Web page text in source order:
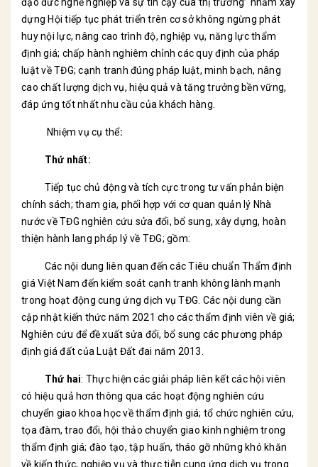
đạo đức nghề nghiệp và sự tin cậy của thị trường” nhằm xây
dựng Hội tiếp tục phát triển trên cơ sở không ngừng phát
huy nội lực, nâng cao trình độ, nghiệp vụ, năng lực thẩm
định giá; chấp hành nghiêm chỉnh các quy định của pháp
luật về TĐG; cạnh tranh đúng pháp luật, minh bạch, nâng
cao chất lượng dịch vụ, hiệu quả và tăng trưởng bền vững,
đáp ứng tốt nhất nhu cầu của khách hàng.
Nhiệm vụ cụ thể:
Thứ nhất:
Tiếp tục chủ động và tích cực trong tư vấn phản biện
chính sách; tham gia, phối hợp với cơ quan quản lý Nhà
nước về TĐG nghiên cứu sửa đổi, bổ sung, xây dựng, hoàn
thiện hành lang pháp lý về TĐG; gồm:
Các nội dung liên quan đến các Tiêu chuẩn Thẩm định
giá Việt Nam đến kiểm soát cạnh tranh không lành mạnh
trong hoạt động cung ứng dịch vụ TĐG. Các nội dung cần
cập nhật kiến thức năm 2021 cho các thẩm định viên về giá;
Nghiên cứu để đề xuất sửa đổi, bổ sung các phương pháp
định giá đất của Luật Đất đai năm 2013.
Thứ hai: Thực hiện các giải pháp liên kết các hội viên
có hiệu quả hơn thông qua các hoạt động nghiên cứu
chuyển giao khoa học về thẩm định giá; tổ chức nghiên cứu,
tọa đàm, trao đổi, hội thảo chuyển giao kinh nghiệm trong
thẩm định giá; đào tạo, tập huấn, tháo gỡ những khó khăn
về kiến thức, nghiệp vụ và thực tiễn cung ứng dịch vụ trong